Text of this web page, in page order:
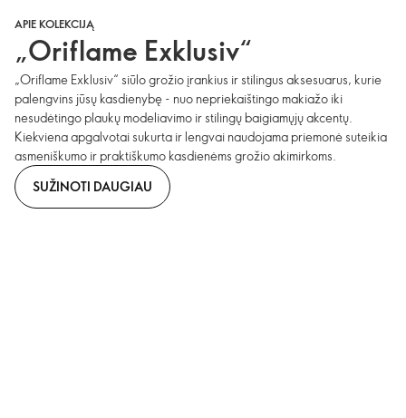
APIE KOLEKCIJĄ
„Oriflame Exklusiv“
„Oriflame Exklusiv“ siūlo grožio įrankius ir stilingus aksesuarus, kurie
palengvins jūsų kasdienybę - nuo nepriekaištingo makiažo iki
nesudėtingo plaukų modeliavimo ir stilingų baigiamųjų akcentų.
Kiekviena apgalvotai sukurta ir lengvai naudojama priemonė suteikia
asmeniškumo ir praktiškumo kasdienėms grožio akimirkoms.
SUŽINOTI DAUGIAU